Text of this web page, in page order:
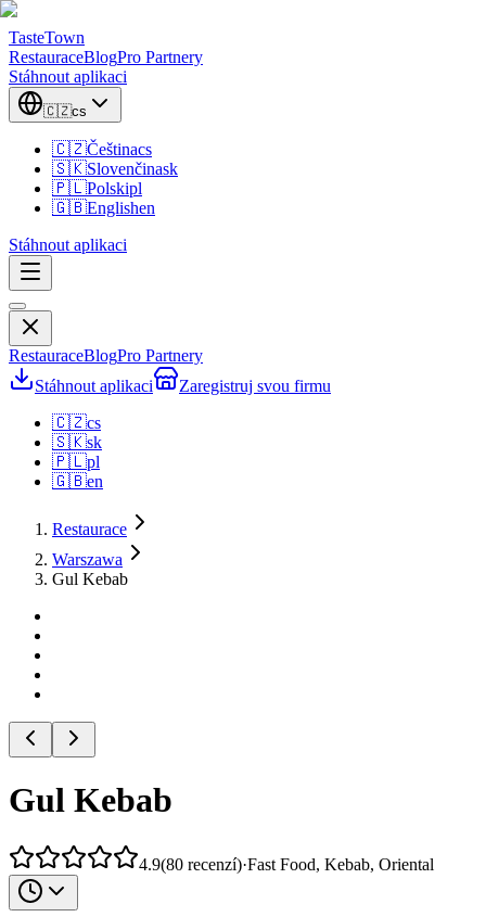
TasteTown
RestauraceBlogPro Partnery
Stáhnout aplikaci
🇨🇿cs
🇨🇿Češtinacs
🇸🇰Slovenčinask
🇵🇱Polskipl
🇬🇧Englishen
Stáhnout aplikaci
RestauraceBlogPro Partnery
Stáhnout aplikaci
Zaregistruj svou firmu
🇨🇿cs
🇸🇰sk
🇵🇱pl
🇬🇧en
Restaurace
Warszawa
Gul Kebab
Gul Kebab
4.9(80 recenzí)·Fast Food, Kebab, Oriental